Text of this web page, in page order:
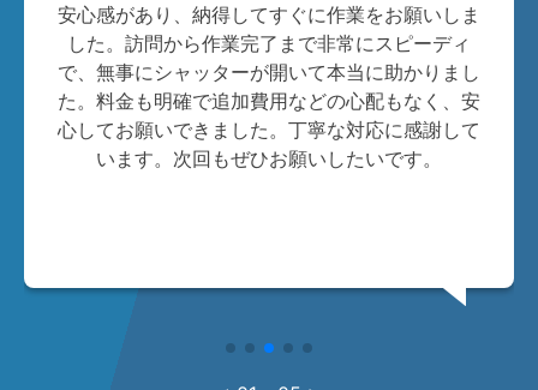
安心感があり、納得してすぐに作業をお願いしま
した。訪問から作業完了まで非常にスピーディ
で、無事にシャッターが開いて本当に助かりまし
た。料金も明確で追加費用などの心配もなく、安
心してお願いできました。丁寧な対応に感謝して
います。次回もぜひお願いしたいです。